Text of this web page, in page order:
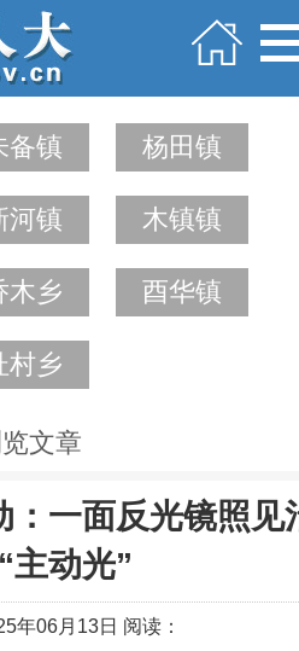
备镇 杨田镇
河镇 木镇镇
木乡 酉华镇
村乡
文章
：一面反光镜照见
主动光”
年06月13日 阅读：